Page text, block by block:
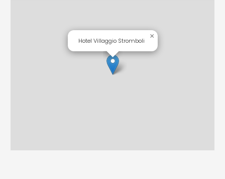
Hotel Villaggio Stromboli
×